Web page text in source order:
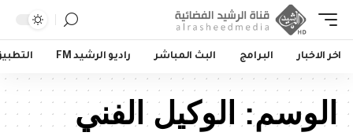
اخر الاخبار البرامج البث المباشر راديو الرشيد FM
الوسم: الوكيل الفني